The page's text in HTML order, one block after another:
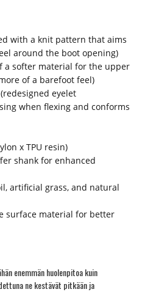
with a knit pattern that aims
around the boot opening)
a softer material for the upper
of a barefoot feel)
eyelet
when flexing and conforms
x TPU resin)
shank for enhanced
artificial grass, and natural
surface material for better
enemmän huolenpitoa kuin
ne kestävät pitkään ja